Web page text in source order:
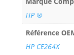
HP ®
Référence
HP CE264X